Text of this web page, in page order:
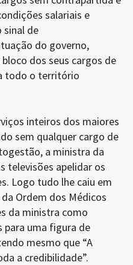
salariais e
sinal de
do governo,
dos seus cargos de
todo o território
inteiros dos maiores
sem qualquer cargo de
a ministra da
televisões apelidar os
Logo tudo lhe caiu em
Ordem dos Médicos
da ministra como
para uma figura de
mesmo que “A
a credibilidade”.